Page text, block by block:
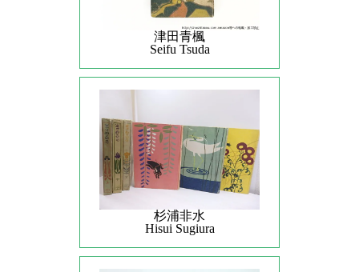
津田青楓
Seifu Tsuda
杉浦非水
Hisui Sugiura